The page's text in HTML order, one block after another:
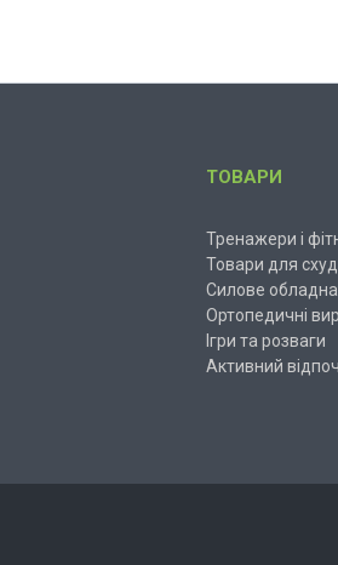
ТОВАРИ
Тренажери і
Товари для
Силове
Ортопедичні
Ігри та розваги
Активний